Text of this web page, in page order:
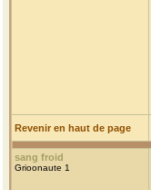
Revenir en haut de page
sang froid
Grioonaute 1